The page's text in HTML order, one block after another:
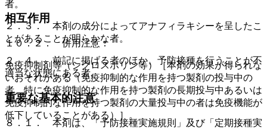
相互作用
１０．２． 併用注意：
免疫抑制剤等（シクロスポリン等）［本剤の効果が得られな
いおそれがある（免疫抑制的な作用を持つ製剤の投与中の
者、特に免疫抑制的な作用を持つ製剤の長期投与中あるいは
免疫抑制的な作用を持つ製剤の大量投与中の者は免疫機能が
低下していることがある）］。
者。
２．３． 本剤の成分によってアナフィラキシーを呈したこ
とがあることが明らかな者。
２．４． 前記に掲げる者のほか、予防接種を行うことが不
適当な状態にある者。
重要な基本的注意
８．１． 本剤は、「予防接種実施規則」及び「定期接種実